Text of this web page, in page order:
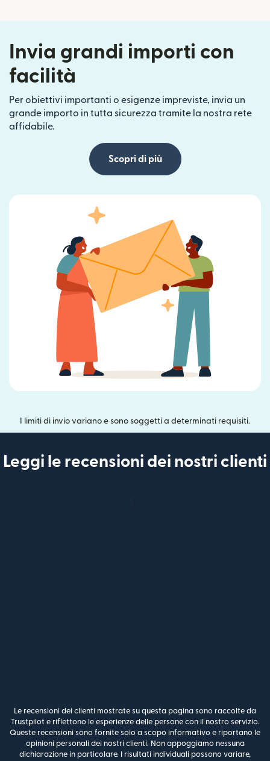
Invia grandi importi con
facilità
Per obiettivi importanti o esigenze impreviste, invia un
grande importo in tutta sicurezza tramite la nostra rete
affidabile.
Scopri di più
I limiti di invio variano e sono soggetti a determinati requisiti.
Leggi le recensioni dei nostri clienti
Le recensioni dei clienti mostrate su questa pagina sono raccolte da
Trustpilot e riflettono le esperienze delle persone con il nostro servizio.
Queste recensioni sono fornite solo a scopo informativo e riportano le
opinioni personali dei nostri clienti. Non appoggiamo nessuna
dichiarazione in particolare. I risultati individuali possono variare,